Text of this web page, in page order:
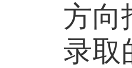
方向
录取